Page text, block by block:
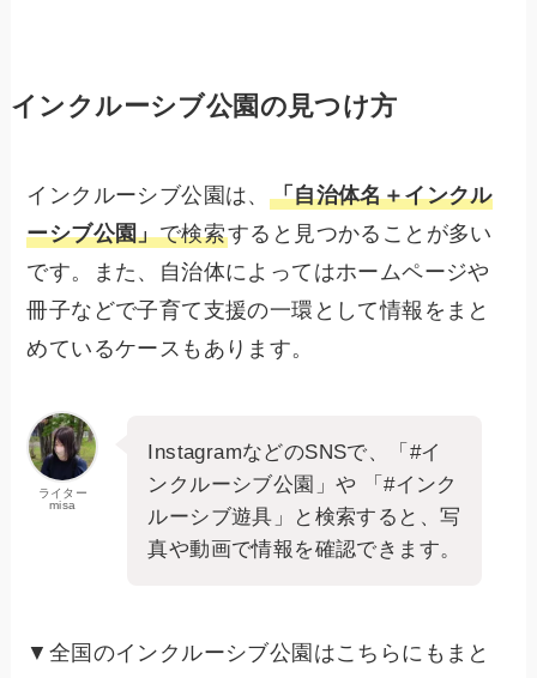
インクルーシブ公園の見つけ方
インクルーシブ公園は、 「自治体名＋インクル
ーシブ公園」で検索すると見つかることが多い
です。また、自治体によってはホームページや
冊子などで子育て支援の一環として情報をまと
めているケースもあります。
ライター
misa
InstagramなどのSNSで、「#イ
ンクルーシブ公園」や 「#インク
ルーシブ遊具」と検索すると、写
真や動画で情報を確認できます。
▼全国のインクルーシブ公園はこちらにもまと